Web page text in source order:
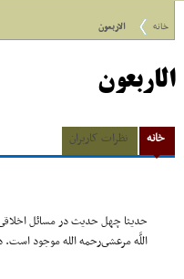
خانه الاربعون
الاربعون
خانه نظرات کاربران
اللَّه مرعشى‌رحمه الله موجود است. در ضمن این کتاب در سال